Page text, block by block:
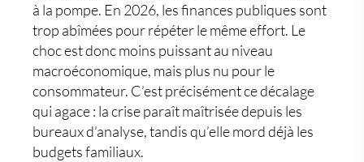
à la pompe. En 2026, les finances publiques sont
trop abîmées pour répéter le même effort. Le
choc est donc moins puissant au niveau
macroéconomique, mais plus nu pour le
consommateur. C’est précisément ce décalage
qui agace : la crise paraît maîtrisée depuis les
bureaux d’analyse, tandis qu’elle mord déjà les
budgets familiaux.